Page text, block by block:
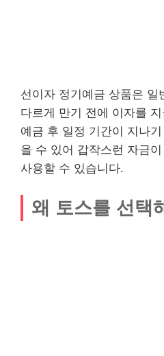
선이자 정기예금 상품은 일
다르게 만기 전에 이자를
예금 후 일정 기간이 지나
을 수 있어 갑작스런 자금
사용할 수 있습니다.
왜 토스를 선택